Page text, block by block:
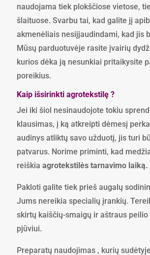
naudojama tiek plokščiose vietose,
šlaituose. Svarbu tai, kad galite jį
akmenėliais nesiįjaudindami, kad jis
Mūsų parduotuvėje rasite įvairių
kurios dėka ją nesunkiai pritaikysite
poreikius.
Kaip išsirinkti agrotekstilę ?
Jei iki šiol nesinaudojote tokiu
klausimas, į ką atkreipti dėmesį
audinys atliktų savo užduotį, jis turi
patvarus. Norime priminti, kad
reiškia agrotekstilės tarnavimo laiką.
Pakloti galite tiek prieš augalų
Jums nereikia specialių įrankių.
skirtų kaiščių-smaigų ir aštraus
pjūviui.
Preparatų naudojimas , kurių